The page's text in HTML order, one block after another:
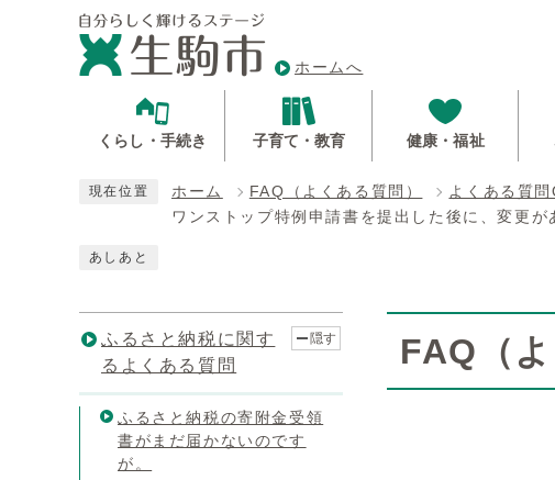
ホームへ
くらし・手続き 子育て・教育 健康・福祉
現在位置 ホーム FAQ（よくある質問） よくある質問
ワンストップ特例申請書を提出した後に、変更が
あしあと
FAQ（
ふるさと納税に関す
るよくある質問
隠す
ふるさと納税の寄附金受領
書がまだ届かないのです
が。